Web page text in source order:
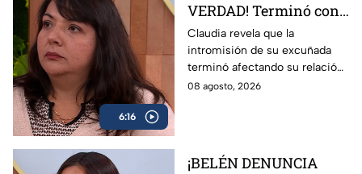
6:16
VERDAD! Terminó con
Flavio por culpa de su
excuñada
Claudia revela que la
intromisión de su excuñada
terminó afectando su relación
con Flavio.
08 agosto, 2026
¡BELÉN DENUNCIA